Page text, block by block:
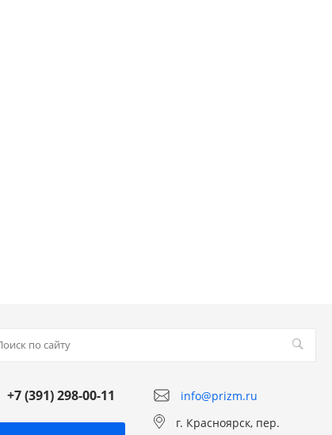
+7 (391) 298-00-11 info@prizm.ru
г. Красноярск, пер.